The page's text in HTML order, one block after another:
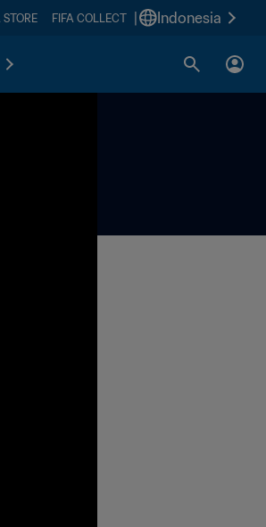
STORE FIFA COLLECT Indonesia